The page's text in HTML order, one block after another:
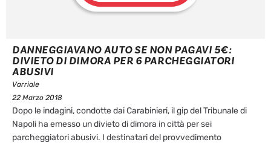
DANNEGGIAVANO AUTO SE NON PAGAVI 5€:
DIVIETO DI DIMORA PER 6 PARCHEGGIATORI
ABUSIVI
Varriale
22 Marzo 2018
Dopo le indagini, condotte dai Carabinieri, il gip del Tribunale di
Napoli ha emesso un divieto di dimora in città per sei
parcheggiatori abusivi. I destinatari del provvedimento